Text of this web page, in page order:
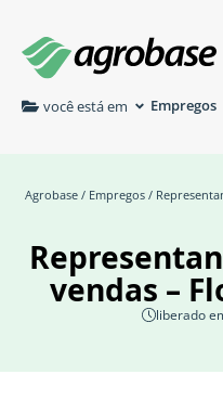
você está em Empregos
Agrobase / Empregos /
vendas –
liberado